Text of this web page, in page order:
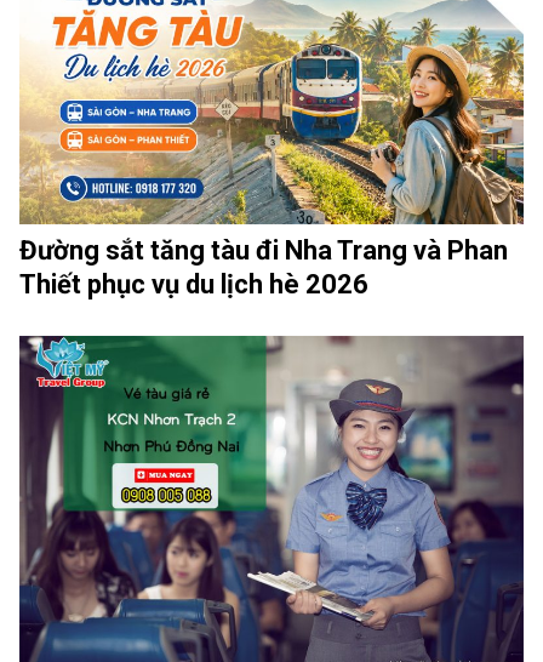
Đường sắt tăng tàu đi Nha Trang và Phan
Thiết phục vụ du lịch hè 2026